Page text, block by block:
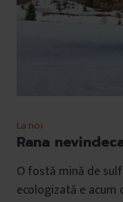
La noi
Rana
O fostă mină de
ecologizată e